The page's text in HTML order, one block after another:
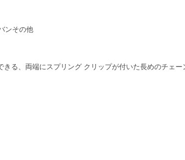
ンその他
る、両端にスプリング クリップが付いた長めのチェー